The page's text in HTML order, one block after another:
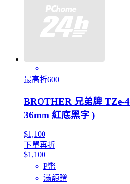
最高折600
BROTHER 兄弟牌 TZe-
36mm 紅底黑字 )
$1,100
下單再折
$1,100
P幣
滿額贈